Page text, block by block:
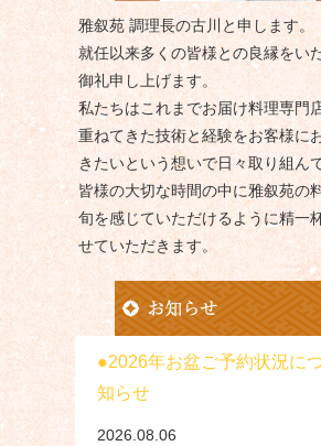
雅叙苑 調理長の古川と申します。
就任以来多くの皆様との良縁をい
御礼申し上げます。
私たちはこれまでお届け料理専門
重ねてきた技術と経験をお客様に
きたいという想いで日々取り組ん
皆様の大切な時間の中に雅叙苑の
旬を感じていただけるように精一
せていただきます。
2026年お盆ご予約状況に
知らせ
2026.08.06